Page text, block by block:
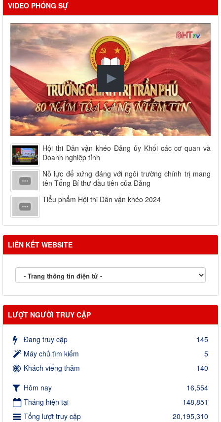
VIDEO PHÓNG SỰ
Hội thi Dân vận khéo Đảng ủy Khối các cơ quan và
Doanh nghiệp tỉnh
Nỗ lực để xứng đáng với ngôi trường chính trị mang
tên Tổng Bí thư đầu tiên của Đảng
Tiểu phẩm Hội thi Dân vận khéo 2024
LIÊN KẾT WEBSITE
LƯỢT NGƯỜI TRUY CẬP
Đang truy cập
145
Máy chủ tìm kiếm
5
Khách viếng thăm
140
Hôm nay
16,554
Tháng hiện tại
148,851
Tổng lượt truy cập
20,195,310